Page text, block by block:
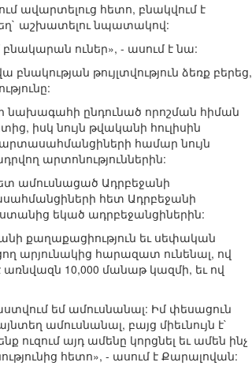
ավարտելուց հետո, բնակվում է
աշխատելու նպատակով:
ուներ», - ասում է նա:
թույլտվություն ձեռք բերեց,
նախագահի ընդունած որոշման հիման
իսկ նույն թվականի հուլիսին
համար նույն
արտոնություններին:
ամուսնացած Ադրբեջանի
հետ Ադրբեջանի
եկած ադրբեջանցիներին:
քաղաքացիություն եւ սեփական
արյունակից հարազատ ունենալ, ով
10,000 մանաթ կազմի, եւ ով
եմ ամուսնանալ: Իմ փեսացուն
ամուսնանալ, բայց միեւնույն է`
այդ ամենը կորցնել եւ ամեն ինչ
հետո», - ասում է Քարալովան: